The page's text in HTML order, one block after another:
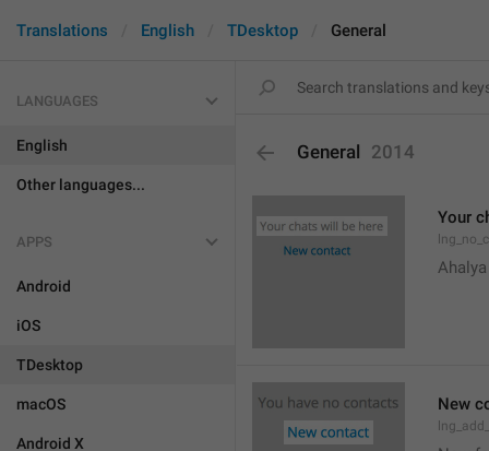
Translations English TDesktop General
LANGUAGES
English
Other languages...
APPS
Android
iOS
TDesktop
macOS
Android X
General 2014
Your
New